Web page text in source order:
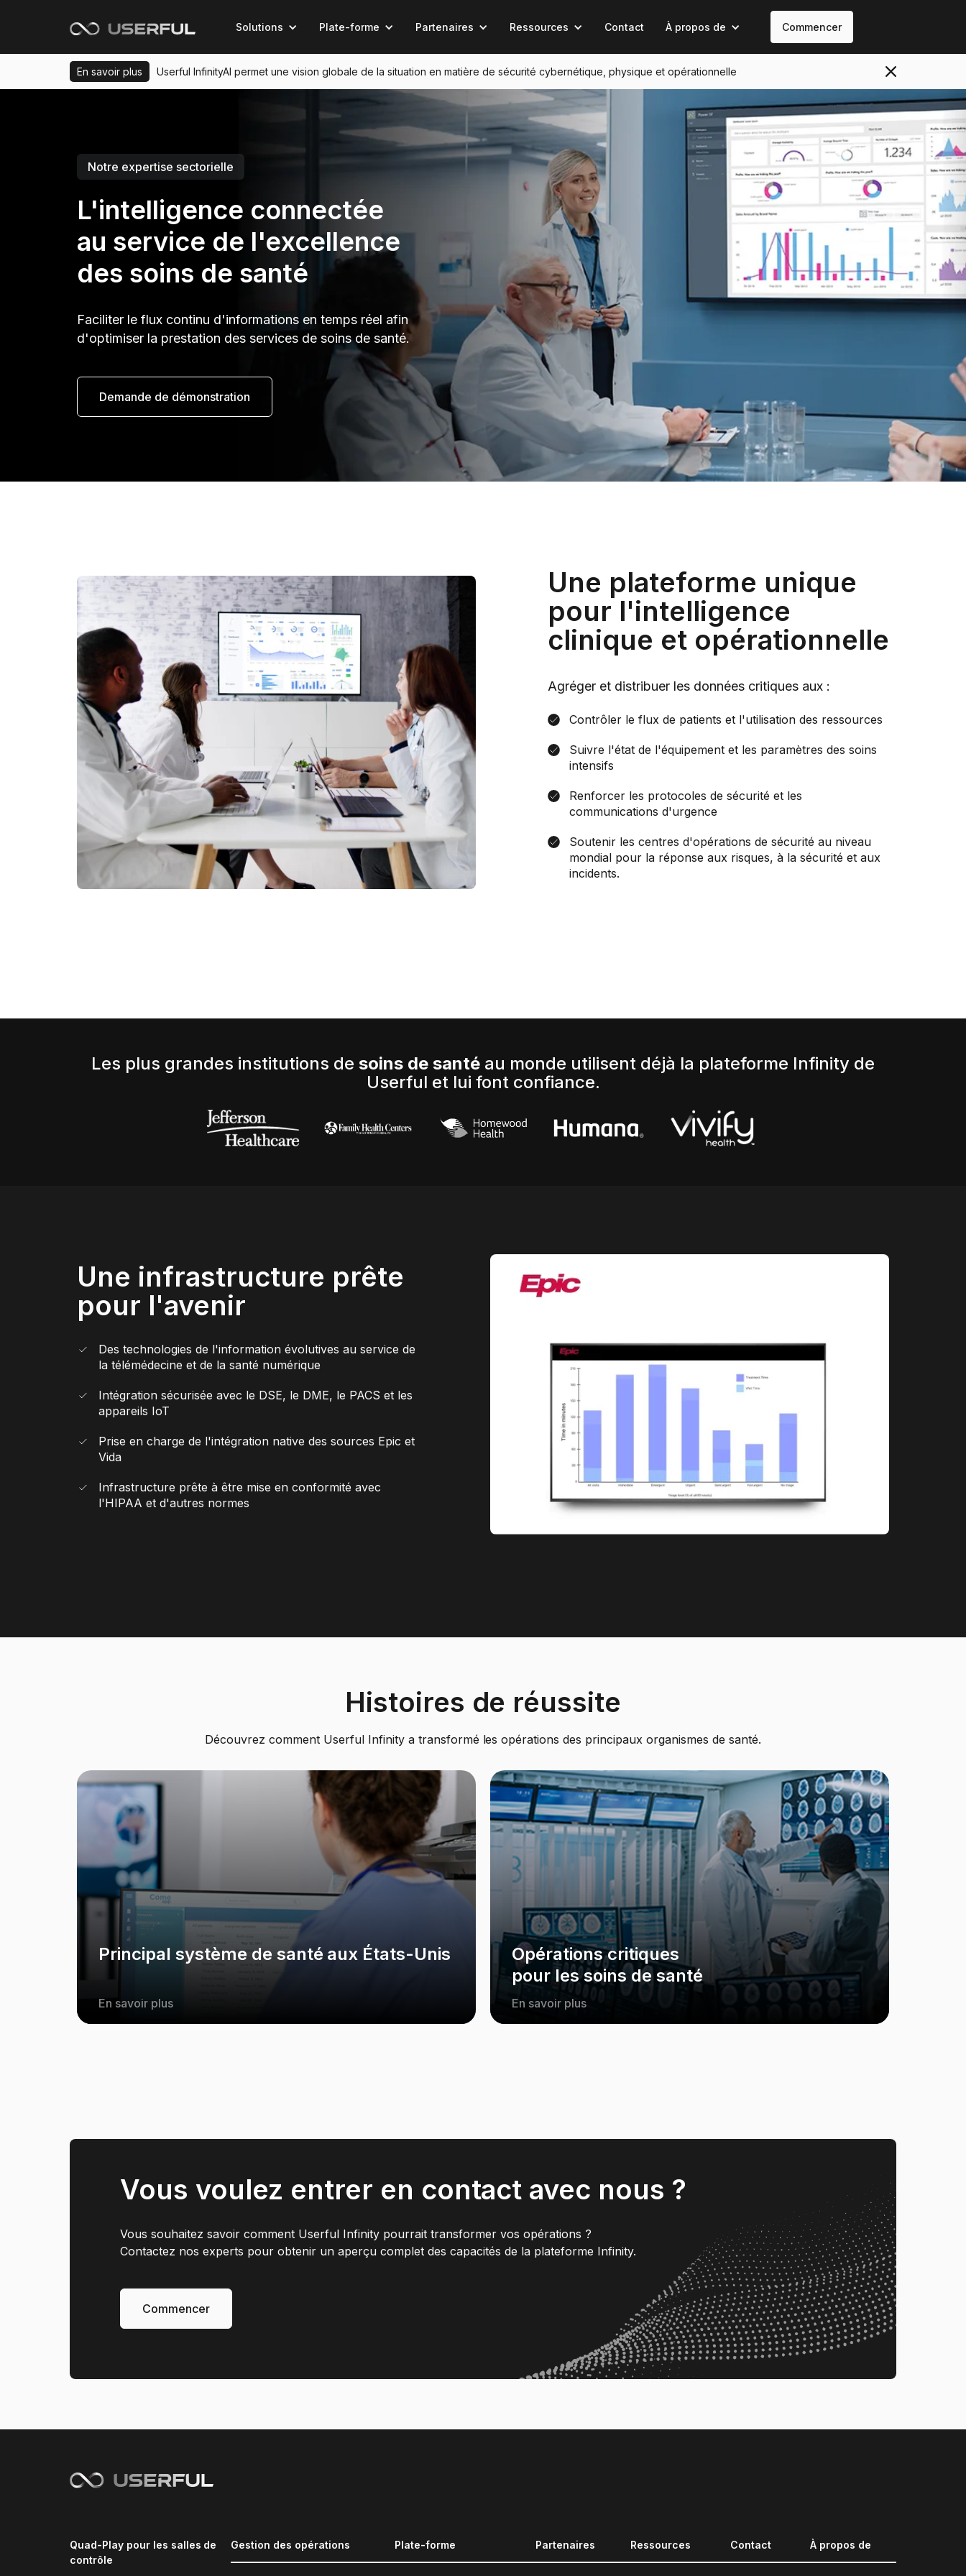
Solutions Plate-forme Partenaires Ressources Contact À propos de Commencer
En savoir plus Userful InfinityAI permet une vision globale de la situation en matière de sécurité cybernétique, physique et opérationnelle
Notre expertise sectorielle
L'intelligence connectée
au service de l'excellence
des soins de santé
Faciliter le flux continu d'informations en temps réel afin
d'optimiser la prestation des services de soins de santé.
Demande de démonstration
Une plateforme unique
pour l'intelligence
clinique et opérationnelle
Agréger et distribuer les données critiques aux :
Contrôler le flux de patients et l'utilisation des ressources
Suivre l'état de l'équipement et les paramètres des soins
intensifs
Renforcer les protocoles de sécurité et les
communications d'urgence
Soutenir les centres d'opérations de sécurité au niveau
mondial pour la réponse aux risques, à la sécurité et aux
incidents.
Les plus grandes institutions de soins de santé au monde utilisent déjà la plateforme Infinity de
Userful et lui font confiance.
Une infrastructure prête
pour l'avenir
Des technologies de l'information évolutives au service de
la télémédecine et de la santé numérique
Intégration sécurisée avec le DSE, le DME, le PACS et les
appareils IoT
Prise en charge de l'intégration native des sources Epic et
Vida
Infrastructure prête à être mise en conformité avec
l'HIPAA et d'autres normes
Histoires de réussite
Découvrez comment Userful Infinity a transformé les opérations des principaux organismes de santé.
Principal système de santé aux États-Unis
En savoir plus
Opérations critiques
pour les soins de santé
En savoir plus
Vous voulez entrer en contact avec nous ?
Vous souhaitez savoir comment Userful Infinity pourrait transformer vos opérations ?
Contactez nos experts pour obtenir un aperçu complet des capacités de la plateforme Infinity.
Commencer
Quad-Play pour les salles de
contrôle
Gestion des opérations Plate-forme Partenaires Ressources Contact À propos de